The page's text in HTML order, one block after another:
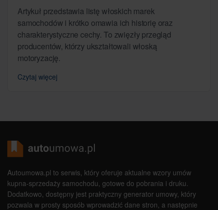
Artykuł przedstawia listę włoskich marek
samochodów i krótko omawia ich historię oraz
charakterystyczne cechy. To zwięzły przegląd
producentów, którzy ukształtowali włoską
motoryzację.
Czytaj więcej
Autoumowa.pl to serwis, który oferuje aktualne wzory umów
kupna-sprzedaży samochodu, gotowe do pobrania i druku.
Dodatkowo, dostępny jest praktyczny generator umowy, który
pozwala w prosty sposób wprowadzić dane stron, a następnie